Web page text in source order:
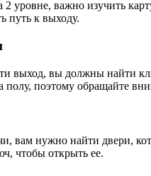
2 уровне, важно изучить
путь к выходу.
выход, вы должны найти
поэтому обращайте
вам нужно найти двери,
чтобы открыть ее.